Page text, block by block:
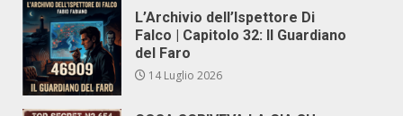
L’Archivio dell’Ispettore Di
Falco | Capitolo 32: Il Guardiano
del Faro
14 Luglio 2026